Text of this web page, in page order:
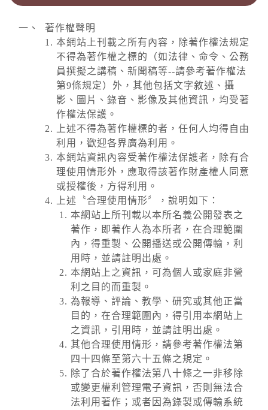
著作權聲明
本網站上刊載之所有內容，除著作權法規定
不得為著作權之標的（如法律、命令、公務
員撰擬之講稿、新聞稿等--請參考著作權法
第9條規定）外，其他包括文字敘述、攝
影、圖片、錄音、影像及其他資訊，均受著
作權法保護。
上述不得為著作權標的者，任何人均得自由
利用，歡迎各界廣為利用。
本網站資訊內容受著作權法保護者，除有合
理使用情形外，應取得該著作財產權人同意
或授權後，方得利用。
上述〝合理使用情形〞，說明如下：
本網站上所刊載以本所名義公開發表之
著作，即著作人為本所者，在合理範圍
內，得重製、公開播送或公開傳輸，利
用時，並請註明出處。
本網站上之資訊，可為個人或家庭非營
利之目的而重製。
為報導、評論、教學、研究或其他正當
目的，在合理範圍內，得引用本網站上
之資訊，引用時，並請註明出處。
其他合理使用情形，請參考著作權法第
四十四條至第六十五條之規定。
除了合於著作權法第八十條之一非移除
或變更權利管理電子資訊，否則無法合
法利用著作；或者因為錄製或傳輸系統